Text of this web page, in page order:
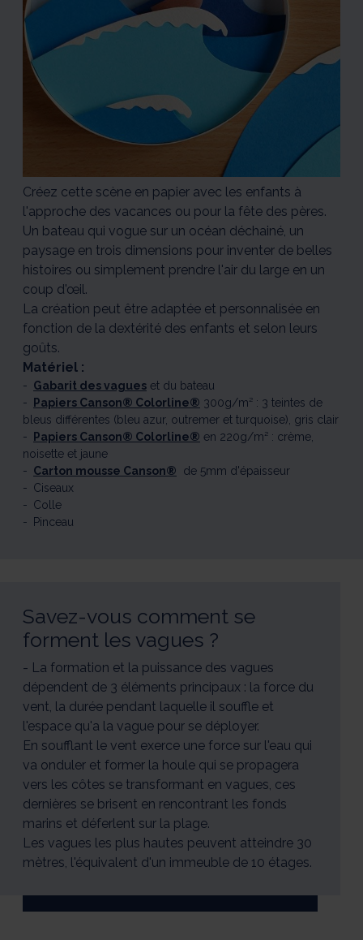
Créez cette scène en papier avec les enfants à
l'approche des vacances ou pour la fête des pères.
Un bateau qui vogue sur un océan déchainé, un
paysage en trois dimensions pour inventer de belles
histoires ou simplement prendre l'air du large en un
coup d'œil.
La création peut être adaptée et personnalisée en
fonction de la dextérité des enfants et selon leurs
goûts.
Matériel :
Gabarit des vagues et du bateau
Papiers Canson® Colorline® 300g/m² : 3 teintes de
bleus différentes (bleu azur, outremer et turquoise), gris clair
Papiers Canson® Colorline® en 220g/m² : crème,
noisette et jaune
Carton mousse Canson® de 5mm d'épaisseur
Ciseaux
Colle
Pinceau
Savez-vous comment se
forment les vagues ?
- La formation et la puissance des vagues
dépendent de 3 éléments principaux : la force du
vent, la durée pendant laquelle il souffle et
l'espace qu'a la vague pour se déployer.
En soufflant le vent exerce une force sur l'eau qui
va onduler et former la houle qui se propagera
vers les côtes se transformant en vagues, ces
dernières se brisent en rencontrant les fonds
marins et déferlent sur la plage.
Les vagues les plus hautes peuvent atteindre 30
mètres, l'équivalent d'un immeuble de 10 étages.